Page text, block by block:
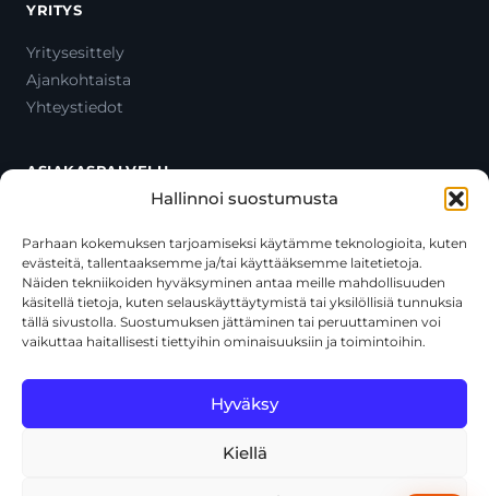
Hallinnoi suostumusta
Parhaan kokemuksen tarjoamiseksi käytämme teknologioita, kuten
evästeitä, tallentaaksemme ja/tai käyttääksemme laitetietoja.
Näiden tekniikoiden hyväksyminen antaa meille mahdollisuuden
käsitellä tietoja, kuten selauskäyttäytymistä tai yksilöllisiä tunnuksia
tällä sivustolla. Suostumuksen jättäminen tai peruuttaminen voi
vaikuttaa haitallisesti tiettyihin ominaisuuksiin ja toimintoihin.
Hyväksy
Kiellä
YRITYS
Yritysesittely
Ajankohtaista
Yhteystiedot
ASIAKASPALVELU
Oma tili
Maksutavat
Toimitustavat
Usein kysytyt kysymykset
+358 44 270 3795
asiakaspalvelu@toolcat.fi